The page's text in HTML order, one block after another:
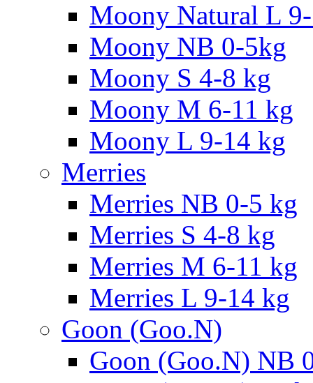
Moony Natural L
Moony NB 0-5kg
Moony S 4-8 kg
Moony M 6-11 kg
Moony L 9-14 kg
Merries
Merries NB 0-5 kg
Merries S 4-8 kg
Merries M 6-11 kg
Merries L 9-14 kg
Goon (Goo.N)
Goon (Goo.N) NB